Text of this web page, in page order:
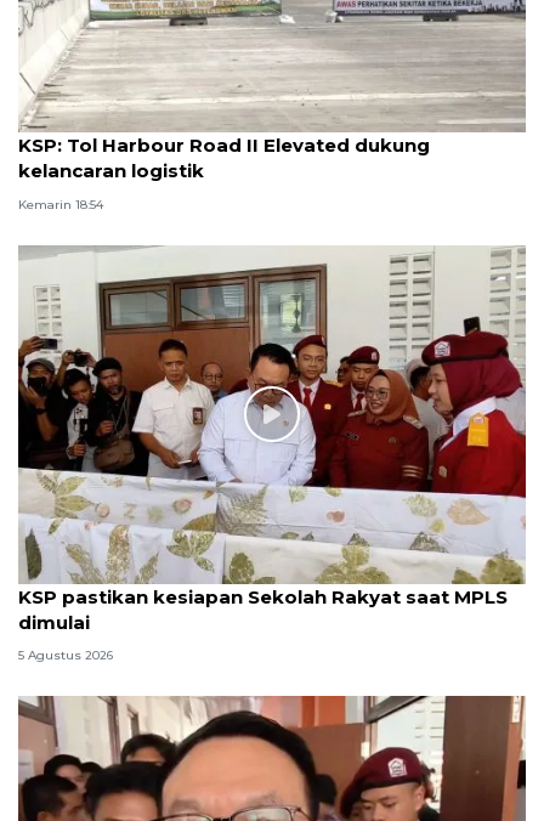
KSP: Tol Harbour Road II Elevated dukung
kelancaran logistik
Kemarin 18:54
KSP pastikan kesiapan Sekolah Rakyat saat MPLS
dimulai
5 Agustus 2026